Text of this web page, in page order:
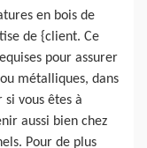
en bois de
de {client. Ce
pour assurer
métalliques, dans
si vous êtes à
aussi bien chez
Pour de plus